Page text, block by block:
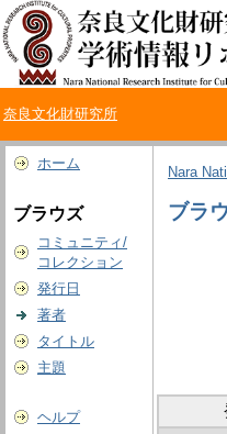
奈良文化財研究所
ホーム
ブラウズ
コミュニティ/
コレクション
発行日
著者
タイトル
主題
ヘルプ
Nara
ブラ